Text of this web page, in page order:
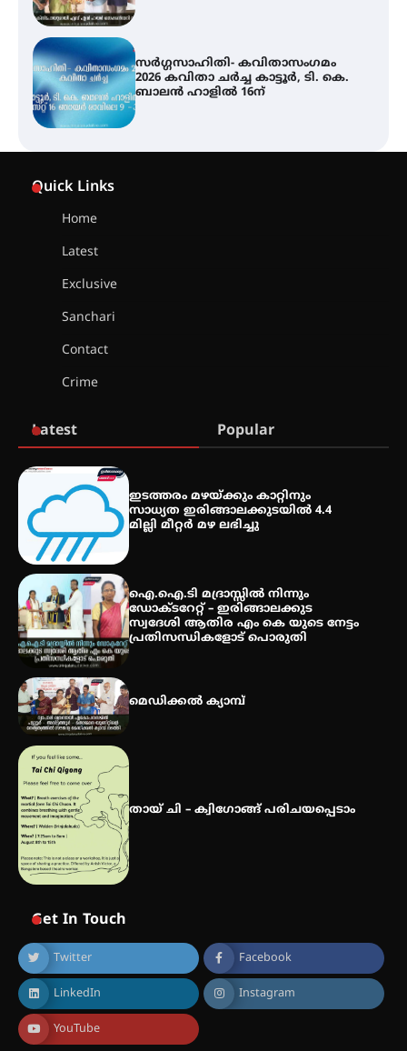
ശക്തമായ മഴ തുടരുന്നു – തൃശൂർ
ജില്ലയിൽ എല്ലാ വിദ്യാഭ്യാസ
സ്ഥാപനങ്ങൾക്കും ശനിയാഴ്ച
അവധി
എസ് എൻ ഹയർ സെക്കൻഡറി
വിദ്യാർത്ഥികൾ
2026 കവിതാ ചർച്ച കാട്ടൂർ, ടി. കെ.
ബാലൻ ഹാളിൽ 16ന്
Quick Links
Home
Latest
Exclusive
Sanchari
Contact
Crime
Latest Popular
ഇടത്തരം മഴയ്ക്കും കാറ്റിനും
സാധ്യത ഇരിങ്ങാലക്കുടയിൽ 4.4
മില്ലി മീറ്റർ മഴ ലഭിച്ചു
ഐ.ഐ.ടി മദ്രാസ്സിൽ നിന്നും
ഡോക്ടറേറ്റ് – ഇരിങ്ങാലക്കുട
സ്വദേശി ആതിര എം കെ യുടെ നേട്ടം
പ്രതിസന്ധികളോട് പൊരുതി
മെഡിക്കൽ ക്യാമ്പ്
തായ് ചി – ക്വിഗോങ്ങ് പരിചയപ്പെടാം
Get In Touch
Twitter Facebook
LinkedIn Instagram
YouTube